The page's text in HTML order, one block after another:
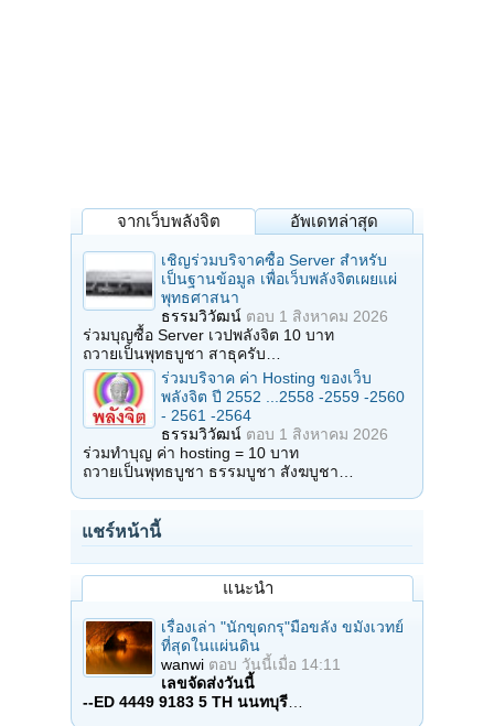
จากเว็บพลังจิต อัพเดทล่าสุด
เชิญร่วมบริจาคซื้อ Server สำหรับ
เป็นฐานข้อมูล เพื่อเว็บพลังจิตเผยแผ่
พุทธศาสนา
ธรรมวิวัฒน์ ตอบ 1 สิงหาคม 2026
ร่วมบุญซื้อ Server เวปพลังจิต 10 บาท
ถวายเป็นพุทธบูชา สาธุครับ…
ร่วมบริจาค ค่า Hosting ของเว็บ
พลังจิต ปี 2552 ...2558 -2559 -2560
- 2561 -2564
ธรรมวิวัฒน์ ตอบ 1 สิงหาคม 2026
ร่วมทำบุญ ค่า hosting = 10 บาท
ถวายเป็นพุทธบูชา ธรรมบูชา สังฆบูชา…
แชร์หน้านี้
แนะนำ
เรื่องเล่า "นักขุดกรุ"มือขลัง ขมังเวทย์
ที่สุดในแผ่นดิน
wanwi ตอบ วันนี้เมื่อ 14:11
เลขจัดส่งวันนี้
--ED 4449 9183 5 TH นนทบุรี…